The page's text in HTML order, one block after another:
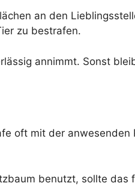
an den
zu bestrafen.
annimmt. Sonst
oft mit der anwesenden
benutzt, sollte